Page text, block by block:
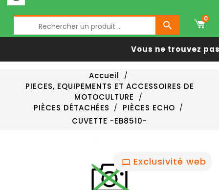

0
Vous ne trouvez
Accueil
PIECES, EQUIPEMENTS ET ACCESSOIRES DE
MOTOCULTURE
PIÈCES DÉTACHÉES
PIÈCES ECHO
CUVETTE -EB8510-
Exclusivité web